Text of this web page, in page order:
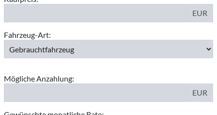
EUR
Fahrzeug-Art:
Mögliche Anzahlung:
EUR